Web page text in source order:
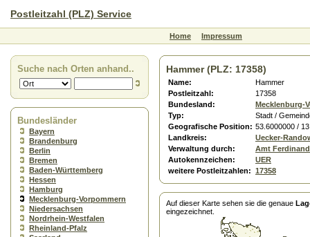
Postleitzahl (PLZ) Service
Home Impressum
Suche nach Orten anhand..
Bundesländer
Bayern
Brandenburg
Berlin
Bremen
Baden-Württemberg
Hessen
Hamburg
Mecklenburg-Vorpommern
Niedersachsen
Nordrhein-Westfalen
Rheinland-Pfalz
Hammer (PLZ: 17358)
Name:
Hammer
Postleitzahl:
17358
Bundesland:
Mecklenburg-
Typ:
Stadt /
Geografische Position: 53.6000000 /
Landkreis:
Uecker-
Verwaltung durch:
Amt
Autokennzeichen:
UER
weitere Postleitzahlen: 17358
Auf dieser Karte sehen sie die genaue
eingezeichnet.